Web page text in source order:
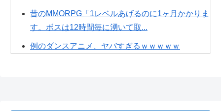
昔のMMORPG「1レベルあげるのに1ヶ月かかりま
す。ボスは12時間毎に湧いて取...
例のダンスアニメ、ヤバすぎるｗｗｗｗｗ